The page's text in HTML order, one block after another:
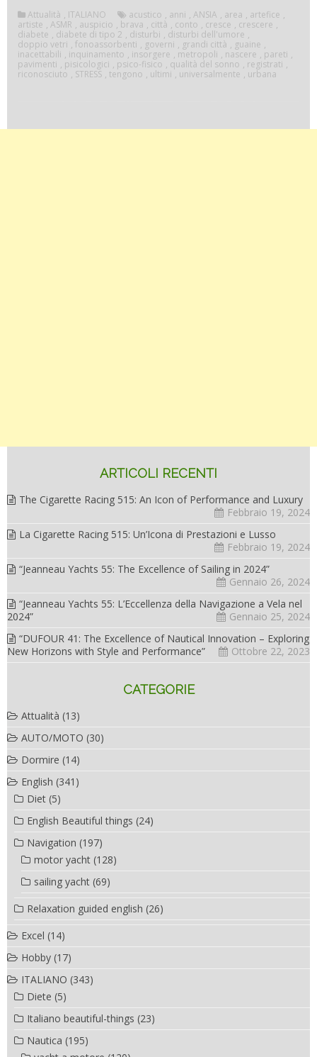
Attualità , ITALIANO acustico , anni , ANSIA , area , artefice ,
artiste , ASMR , auspicio , brava , città , conto , cresce , crescere ,
diabete , diabete di tipo 2 , disturbi , disturbi dell'umore ,
doppio vetri , fonoassorbenti , governi , grandi città , guaine ,
inacettabili , inquinamento , insorgere , metropoli , nascere , pareti ,
pavimenti , pisicologici , psico-fisico , qualità del sonno , registrati ,
riconosciuto , STRESS , tengono , ultimi , universalmente , urbana
ARTICOLI RECENTI
The Cigarette Racing 515: An Icon of Performance and Luxury
Febbraio 19, 2024
La Cigarette Racing 515: Un’Icona di Prestazioni e Lusso
Febbraio 19, 2024
“Jeanneau Yachts 55: The Excellence of Sailing in 2024”
Gennaio 26, 2024
“Jeanneau Yachts 55: L’Eccellenza della Navigazione a Vela nel
2024”
Gennaio 25, 2024
“DUFOUR 41: The Excellence of Nautical Innovation – Exploring
New Horizons with Style and Performance”
Ottobre 22, 2023
CATEGORIE
Attualità (13)
AUTO/MOTO (30)
Dormire (14)
English (341)
Diet (5)
English Beautiful things (24)
Navigation (197)
motor yacht (128)
sailing yacht (69)
Relaxation guided english (26)
Excel (14)
Hobby (17)
ITALIANO (343)
Diete (5)
Italiano beautiful-things (23)
Nautica (195)